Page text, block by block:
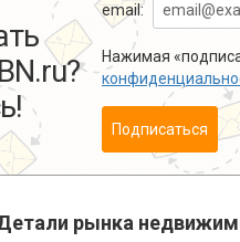
email:
Нажимая
Подписаться
рынка